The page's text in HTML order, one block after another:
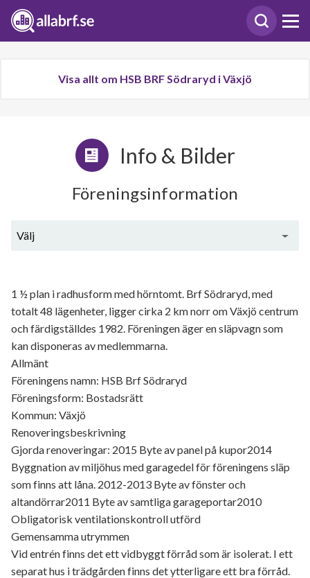
Visa allt om HSB BRF Södraryd i Växjö
Info & Bilder
Föreningsinformation
Välj
1 ½ plan i radhusform med hörntomt. Brf Södraryd, med
totalt 48 lägenheter, ligger cirka 2 km norr om Växjö centrum
och färdigställdes 1982. Föreningen äger en släpvagn som
kan disponeras av medlemmarna.
Allmänt
Föreningens namn: HSB Brf Södraryd
Föreningsform: Bostadsrätt
Kommun: Växjö
Renoveringsbeskrivning
Gjorda renoveringar: 2015 Byte av panel på kupor2014
Byggnation av miljöhus med garagedel för föreningens släp
som finns att låna. 2012-2013 Byte av fönster och
altandörrar2011 Byte av samtliga garageportar2010
Obligatorisk ventilationskontroll utförd
Gemensamma utrymmen
Vid entrén finns det ett vidbyggt förråd som är isolerat. I ett
separat hus i trädgården finns det ytterligare ett bra förråd.